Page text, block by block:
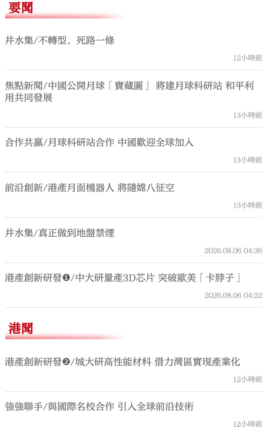
要聞
井水集/不轉型，死路一條
12小時前
焦點新聞/中國公開月球「寶藏圖」 將建月球科研站 和平利
用共同發展
13小時前
合作共贏/月球科研站合作 中國歡迎全球加入
13小時前
前沿創新/港產月面機器人 將隨嫦八征空
13小時前
井水集/真正做到地盤禁煙
2026.08.06 04:36
港產創新研發❶/中大研量產3D芯片 突破歐美「卡脖子」
2026.08.06 04:22
港聞
港產創新研發❷/城大研高性能材料 借力灣區實現產業化
12小時前
強強聯手/與國際名校合作 引入全球前沿技術
12小時前